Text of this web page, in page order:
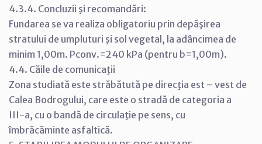
4.3.4. Concluzii şi recomandări:
Fundarea se va realiza obligatoriu prin depăşirea
stratului de umpluturi şi sol vegetal, la adâncimea de
minim 1,00m. Pconv.=240 kPa (pentru b=1,00m).
4.4. Căile de comunicaţii
Zona studiată este străbătută pe direcţia est – vest de
Calea Bodrogului, care este o stradă de categoria a
III-a, cu o bandă de circulaţie pe sens, cu
îmbrăcăminte asfaltică.